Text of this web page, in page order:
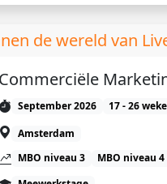
de wereld van
Commerciële
September 2026 17 - 26
Amsterdam
MBO niveau 3
MBO niveau 4